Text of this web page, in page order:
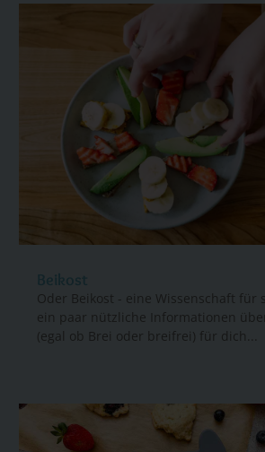
Beikost
Oder Beikost - eine Wissenschaft für
ein paar nützliche Informationen
(egal ob Brei oder breifrei) für dich...